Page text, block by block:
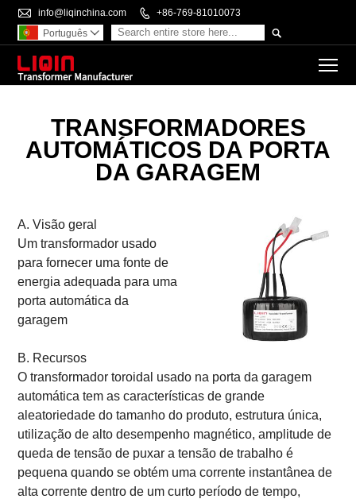
 info@liqinchina.com  +86-769-81010073

Português 
TRANSFORMADORES
AUTOMÁTICOS DA PORTA
DA GARAGEM
A. Visão geral
Um transformador usado
para fornecer uma fonte de
energia adequada para uma
porta automática da
garagem
B. Recursos
O transformador toroidal usado na porta da garagem
automática tem as características de grande
aleatoriedade do tamanho do produto, estrutura única,
utilização de alto desempenho magnético, amplitude de
queda de tensão de puxar a tensão de trabalho é
pequena quando se obtém uma corrente instantânea de
alta corrente dentro de um curto período de tempo,